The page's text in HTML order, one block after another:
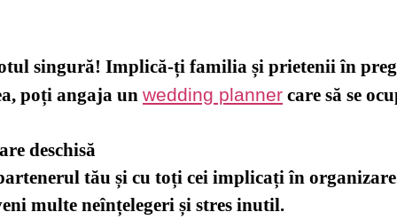
singură! Implică-ți familia și prietenii în
poți angaja un wedding planner care să se
deschisă
tău și cu toți cei implicați în
multe neînțelegeri și stres inutil.